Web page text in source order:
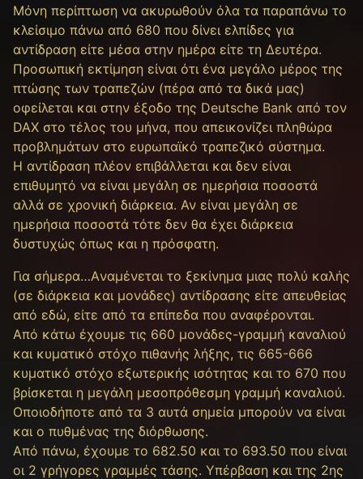
Μόνη περίπτωση να ακυρωθούν όλα τα παραπάνω το
κλείσιμο πάνω από 680 που δίνει ελπίδες για
αντίδραση είτε μέσα στην ημέρα είτε τη Δευτέρα.
Προσωπική εκτίμηση είναι ότι ένα μεγάλο μέρος της
πτώσης των τραπεζών (πέρα από τα δικά μας)
οφείλεται και στην έξοδο της Deutsche Bank από τον
DAX στο τέλος του μήνα, που απεικονίζει πληθώρα
προβλημάτων στο ευρωπαϊκό τραπεζικό σύστημα.
Η αντίδραση πλέον επιβάλλεται και δεν είναι
επιθυμητό να είναι μεγάλη σε ημερήσια ποσοστά
αλλά σε χρονική διάρκεια. Αν είναι μεγάλη σε
ημερήσια ποσοστά τότε δεν θα έχει διάρκεια
δυστυχώς όπως και η πρόσφατη.
Για σήμερα…Aναμένεται το ξεκίνημα μιας πολύ καλής
(σε διάρκεια και μονάδες) αντίδρασης είτε απευθείας
από εδώ, είτε από τα επίπεδα που αναφέρονται.
Από κάτω έχουμε τις 660 μονάδες-γραμμή καναλιού
και κυματικό στόχο πιθανής λήξης, τις 665-666
κυματικό στόχο εξωτερικής ισότητας και το 670 που
βρίσκεται η μεγάλη μεσοπρόθεσμη γραμμή καναλιού.
Οποιοδήποτε από τα 3 αυτά σημεία μπορούν να είναι
και ο πυθμένας της διόρθωσης.
Από πάνω, έχουμε το 682.50 και το 693.50 που είναι
οι 2 γρήγορες γραμμές τάσης. Υπέρβαση και της 2ης